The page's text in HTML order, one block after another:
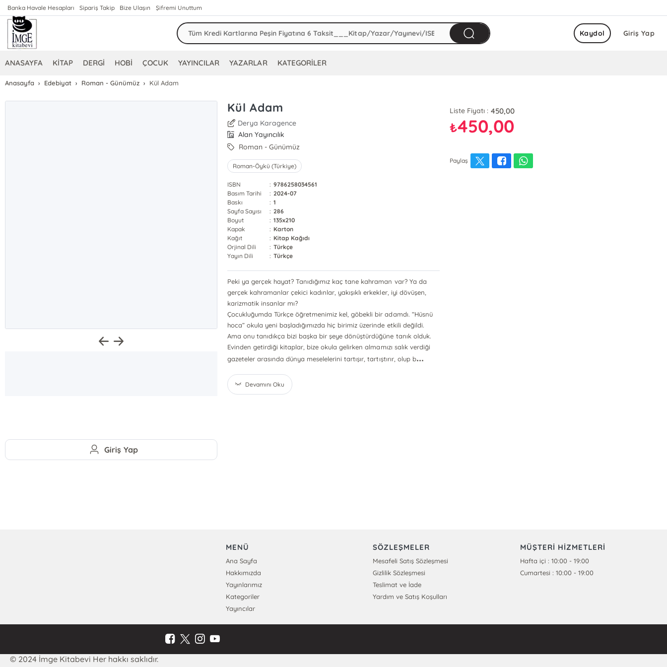
Banka Havale Hesapları Sipariş Takip Bize Ulaşın Şifremi Unuttum
Giriş Yap
Kaydol
ANASAYFA KİTAP DERGİ HOBİ ÇOCUK YAYINCILAR YAZARLAR KATEGORİLER
Anasayfa Edebiyat Roman - Günümüz Kül Adam
Kül Adam
Derya Karagence
Alan Yayıncılık
Roman - Günümüz
Roman-Öykü (Türkiye)
ISBN : 9786258034561
Basım Tarihi
: 2024-07
Baskı
: 1
Sayfa Sayısı
: 286
Boyut
: 135x210
Kapak
: Karton
Kağıt
: Kitap Kağıdı
Orjinal Dili
: Türkçe
Yayın Dili
: Türkçe
Peki ya gerçek hayat? Tanıdığımız kaç tane kahraman var? Ya da
gerçek kahramanlar çekici kadınlar, yakışıklı erkekler, iyi dövüşen,
karizmatik insanlar mı?
Çocukluğumda Türkçe öğretmenimiz kel, göbekli bir adamdı. “Hüsnü
hoca” okula yeni başladığımızda hiç birimiz üzerinde etkili değildi.
Ama onu tanıdıkça bizi başka bir şeye dönüştürdüğüne tanık olduk.
Evinden getirdiği kitaplar, bize okula gelirken almamızı salık verdiği
gazeteler arasında dünya meselelerini tartışır, tartıştırır, olup b...
Devamını Oku
Liste Fiyatı : 450,00
₺450,00
Paylaş
Giriş Yap
MENÜ
Ana Sayfa
Hakkımızda
Yayınlarımız
Kategoriler
Yayıncılar
SÖZLEŞMELER
Mesafeli Satış Sözleşmesi
Gizlilik Sözleşmesi
Teslimat ve İade
Yardım ve Satış Koşulları
MÜŞTERİ HİZMETLERİ
Hafta içi : 10:00 - 19:00
Cumartesi : 10:00 - 19:00
© 2024 İmge Kitabevi Her hakkı saklıdır.